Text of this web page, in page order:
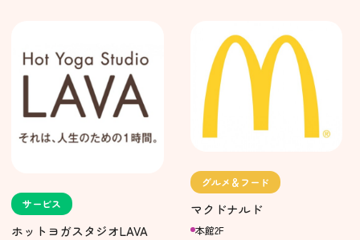
サービス
ホットヨガスタジオLAVA
グルメ＆フード
マクドナルド
本館2F